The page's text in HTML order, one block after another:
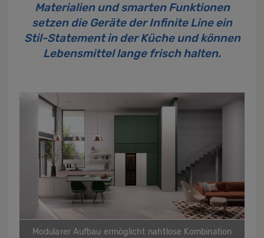
Materialien und smarten Funktionen
setzen die Geräte der Infinite Line ein
Stil-Statement in der Küche und können
Lebensmittel lange frisch halten.
Modularer Aufbau ermöglicht nahtlose Kombination